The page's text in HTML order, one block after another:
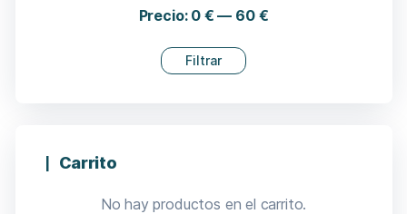
Filtrar
Precio: 0 € — 60 €
Carrito
No hay productos en el carrito.